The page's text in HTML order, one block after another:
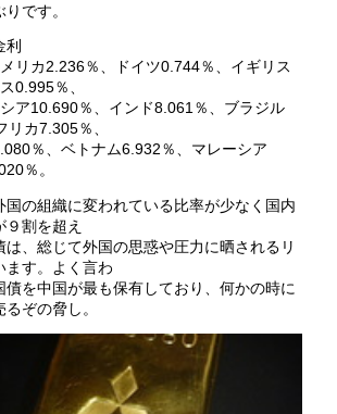
です。
リカ2.236％、ドイツ0.744％、イギリス
0.995％、
ア10.690％、インド8.061％、ブラジル
カ7.305％、
％、ベトナム6.932％、マレーシア
％。
国の組織に変われている比率が少なく国内
９割を超え
は、総じて外国の思惑や圧力に晒されるリ
ます。よく言わ
債を中国が最も保有しており、何かの時に
ぞの脅し。